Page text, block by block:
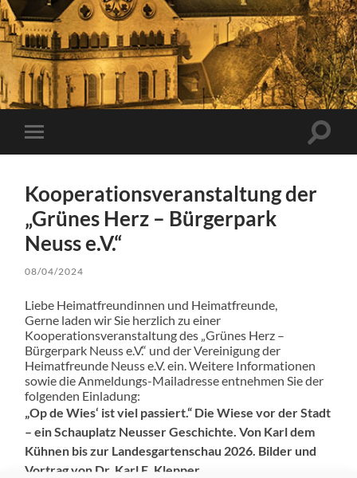
Mobile-
Menü
Kooperationsveranstaltung der
„Grünes Herz – Bürgerpark
Neuss e.V.“
08/04/2024
Liebe Heimatfreundinnen und Heimatfreunde,
Gerne laden wir Sie herzlich zu einer
Kooperationsveranstaltung des „Grünes Herz –
Bürgerpark Neuss e.V.“ und der Vereinigung der
Heimatfreunde Neuss e.V. ein. Weitere Informationen
sowie die Anmeldungs-Mailadresse entnehmen Sie der
folgenden Einladung:
„Op de Wies‘ ist viel passiert.“ Die Wiese vor der Stadt
– ein Schauplatz Neusser Geschichte. Von Karl dem
Kühnen bis zur Landesgartenschau 2026. Bilder und
Vortrag von Dr. Karl E. Klepper